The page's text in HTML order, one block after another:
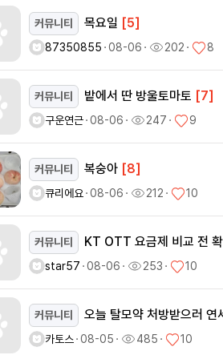
커뮤니티 목요일 [5]
87350855ㆍ08-06ㆍ 202ㆍ 8
커뮤니티 밭에서 딴 방울토마토 [7]
구운연근ㆍ08-06ㆍ 247ㆍ 9
커뮤니티 복숭아 [8]
큐리에요ㆍ08-06ㆍ 212ㆍ 10
커뮤니티 KT OTT 요금제 비교 전
star57ㆍ08-06ㆍ 253ㆍ 10
커뮤니티 오늘 탈모약 처방받으러 연
카토스ㆍ08-05ㆍ 485ㆍ 10